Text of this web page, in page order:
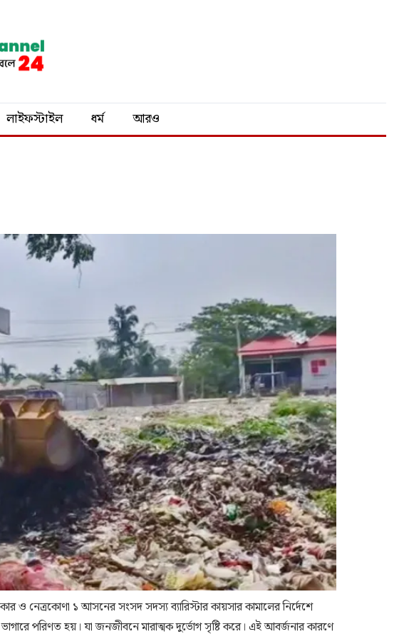
লাইফস্টাইল ধর্ম আরও
ও নেত্রকোণা ১ আসনের সংসদ সদস্য ব্যারিস্টার কায়সার কামালের নির্দেশে
পরিণত হয়। যা জনজীবনে মারাত্মক দুর্ভোগ সৃষ্টি করে। এই আবর্জনার কারণে